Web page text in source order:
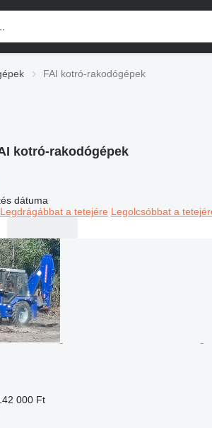
FAI kotró-rakodógépek
kotró-rakodógépek
dátuma
Legdrágábbat a tetejére Legolcsóbbat a
000 Ft